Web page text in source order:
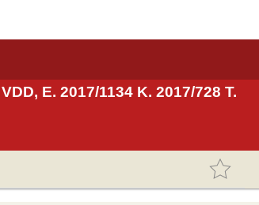
E. 2017/1134 K. 2017/728 T.